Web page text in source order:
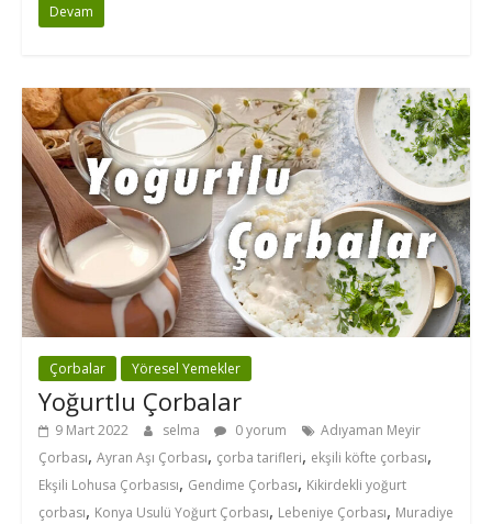
Devam
Çorbalar Yöresel Yemekler
Yoğurtlu Çorbalar
9 Mart 2022 selma 0 yorum
Adıyaman Meyir
Çorbası, Ayran Aşı Çorbası, çorba tarifleri, ekşili köfte çorbası,
Ekşili Lohusa Çorbasısı, Gendime Çorbası, Kikirdekli yoğurt
çorbası, Konya Usulü Yoğurt Çorbası, Lebeniye Çorbası, Muradiye